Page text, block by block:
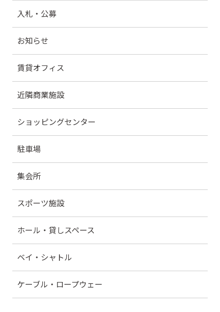
入札・公募
お知らせ
賃貸オフィス
近隣商業施設
ショッピングセンター
駐車場
集会所
スポーツ施設
ホール・貸しスペース
ベイ・シャトル
ケーブル・ロープウェー